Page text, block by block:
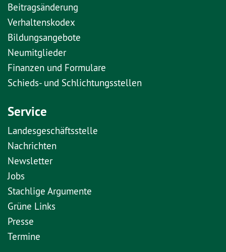
Beitragsänderung
Verhaltenskodex
Bildungsangebote
Neumitglieder
Finanzen und Formulare
Schieds- und Schlichtungsstellen
Service
Landesgeschäftsstelle
Nachrichten
Newsletter
Jobs
Stachlige Argumente
Grüne Links
Presse
Termine